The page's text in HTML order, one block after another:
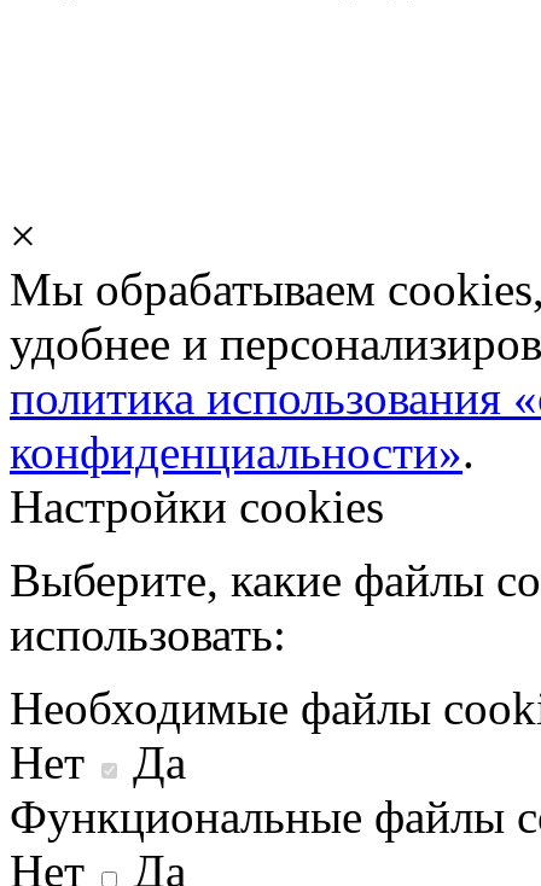
×
Мы обрабатываем
удобнее и
политика использования
конфиденциальности».
Настройки cookies
Выберите, какие файлы
использовать:
Необходимые файлы
Нет
Да
Функциональные файлы
Нет
Да